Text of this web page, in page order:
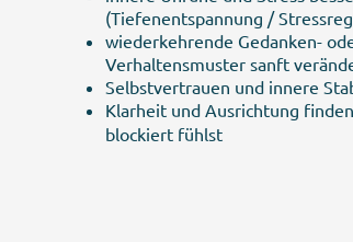
(Tiefenentspannung /
wiederkehrende Gedanken-
Verhaltensmuster sanft
Selbstvertrauen und innere
Klarheit und Ausrichtung
blockiert fühlst